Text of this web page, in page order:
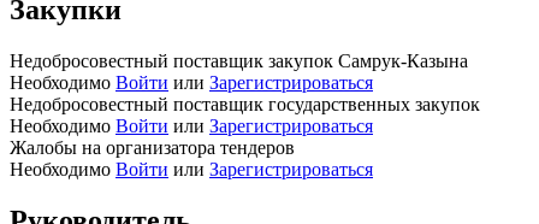
Закупки
Недобросовестный поставщик закупок Самрук-Казына
Необходимо Войти или Зарегистрироваться
Недобросовестный поставщик государственных закупок
Необходимо Войти или Зарегистрироваться
Жалобы на организатора тендеров
Необходимо Войти или Зарегистрироваться